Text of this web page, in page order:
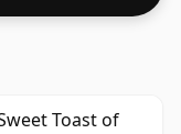
Toast of